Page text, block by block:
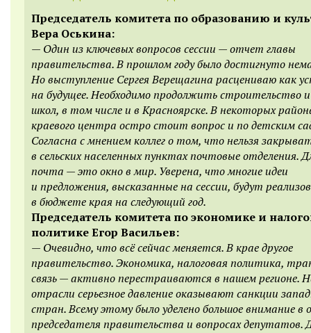
Председатель комитета по образованию и
Вера Оськина:
— Один из ключевых вопросов сессии — отчет главы
правительства. В прошлом году было достигнуто
Но выступление Сергея Верещагина расцениваю как
на будущее. Необходимо продолжить строительство
школ, в том числе и в Красноярске. В некоторых
краевого центра остро стоит вопрос и по детским
Согласна с мнением коллег о том, что нельзя
в сельских населенных пунктах почтовые отделения.
почта — это окно в мир. Уверена, что многие идеи
и предложения, высказанные на сессии, будут
в бюджете края на следующий год.
Председатель комитета по экономике и
политике Егор Васильев:
— Очевидно, что всё сейчас меняется. В крае другое
правительство. Экономика, налоговая политика,
связь — активно перестраиваются в нашем регионе.
отрасли серьезное давление оказывают санкции
стран. Всему этому было уделено большое внимание в
председателя правительства и вопросах